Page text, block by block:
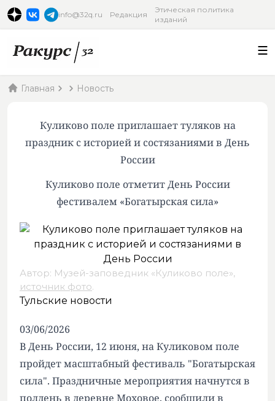
info@32q.ru Редакция
Этическая политика
изданий
Главная Новость
Куликово поле приглашает туляков на
праздник с историей и состязаниями в День
России
Куликово поле отметит День России
фестивалем «Богатырская сила»
Автор: Музей-заповедник «Куликово поле»,
источник фото.
Тульские новости
03/06/2026
В День России, 12 июня, на Куликовом поле
пройдет масштабный фестиваль "Богатырская
сила". Праздничные мероприятия начнутся в
полдень в деревне Моховое, сообщили в